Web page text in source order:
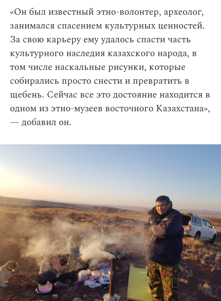
«Он был известный этно-волонтер, археолог,
занимался спасением культурных ценностей.
За свою карьеру ему удалось спасти часть
культурного наследия казахского народа, в
том числе наскальные рисунки, которые
собирались просто снести и превратить в
щебень. Сейчас все это достояние находится в
одном из этно-музеев восточного Казахстана»,
— добавил он.